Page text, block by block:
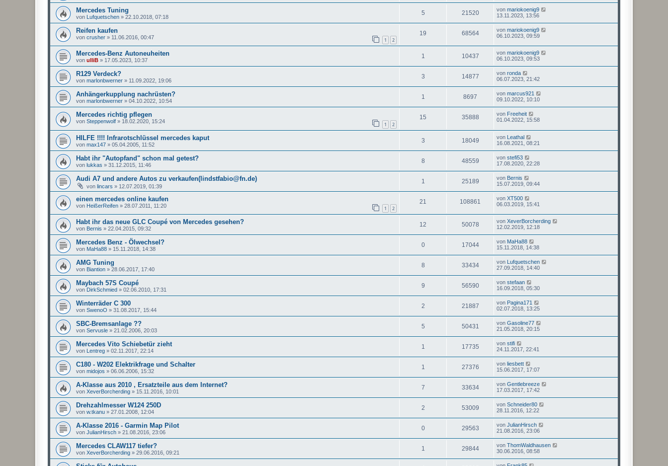
Mercedes Tuning
von Lufquetschen » 22.10.2018, 07:18
5 21520 von mariokoenig9
13.11.2023, 13:56
Reifen kaufen
von crusher » 11.06.2016, 00:47 1 2
19 68564 von mariokoenig9
06.10.2023, 09:59
Mercedes-Benz Autoneuheiten
von ulliB » 17.05.2023, 10:37
1 10437 von mariokoenig9
06.10.2023, 09:53
R129 Verdeck?
von marlonbwerner » 11.09.2022, 19:06
3 14877 von ronda
06.07.2023, 21:42
Anhängerkupplung nachrüsten?
von marlonbwerner » 04.10.2022, 10:54
1 8697 von marcus921
09.10.2022, 10:10
Mercedes richtig pflegen
von Steppenwolf » 18.02.2020, 15:24 1 2
15 35888 von Freeheit
01.04.2022, 15:58
HILFE !!!! Infrarotschlüssel mercedes kaput
von max147 » 05.04.2005, 11:52
3 18049 von Leathal
16.08.2021, 08:21
Habt ihr "Autopfand" schon mal getest?
von lukkas » 31.12.2015, 11:46
8 48559 von stefi53
17.08.2020, 22:28
Audi A7 und andere Autos zu verkaufen(lindstfabio@fn.de)
von lincars » 12.07.2019, 01:39
1 25189 von Bernis
15.07.2019, 09:44
einen mercedes online kaufen
von HeißerReifen » 28.07.2011, 11:20 1 2
21 108861 von XT500
06.03.2019, 15:41
Habt ihr das neue GLC Coupé von Mercedes gesehen?
von Bernis » 22.04.2015, 09:32
12 50078 von XeverBorcherding
12.02.2019, 12:18
Mercedes Benz - Ölwechsel?
von MaHa88 » 15.11.2018, 14:38
0 17044 von MaHa88
15.11.2018, 14:38
AMG Tuning
von Biantion » 28.06.2017, 17:40
8 33434 von Lufquetschen
27.09.2018, 14:40
Maybach 57S Coupé
von DirkSchmied » 02.06.2010, 17:31
9 56590 von stefaan
16.09.2018, 05:30
Winterräder C 300
von SwenoO » 31.08.2017, 15:44
2 21887 von Pagina171
02.07.2018, 13:25
SBC-Bremsanlage ??
von Servusle » 21.02.2006, 20:03
5 50431 von Gasoline77
21.05.2018, 20:15
Mercedes Vito Schiebetür zieht
von Lentreg » 02.11.2017, 22:14
1 17735 von stifi
24.11.2017, 22:41
C180 - W202 Elektrikfrage und Schalter
von midojos » 06.06.2006, 15:32
1 27376 von liesbett
15.06.2017, 17:07
A-Klasse aus 2010 , Ersatzteile aus dem Internet?
von XeverBorcherding » 15.11.2016, 10:01
7 33634 von Gentlebreeze
17.03.2017, 17:42
Drehzahlmesser W124 250D
von w.tkanu » 27.01.2008, 12:04
2 53009 von Schneider80
28.11.2016, 12:22
A-Klasse 2016 - Garmin Map Pilot
von JulianHirsch » 21.08.2016, 23:06
0 29563 von JulianHirsch
21.08.2016, 23:06
Mercedes CLAW117 tiefer?
von XeverBorcherding » 29.06.2016, 09:21
1 29844 von ThomWaldhausen
30.06.2016, 08:58